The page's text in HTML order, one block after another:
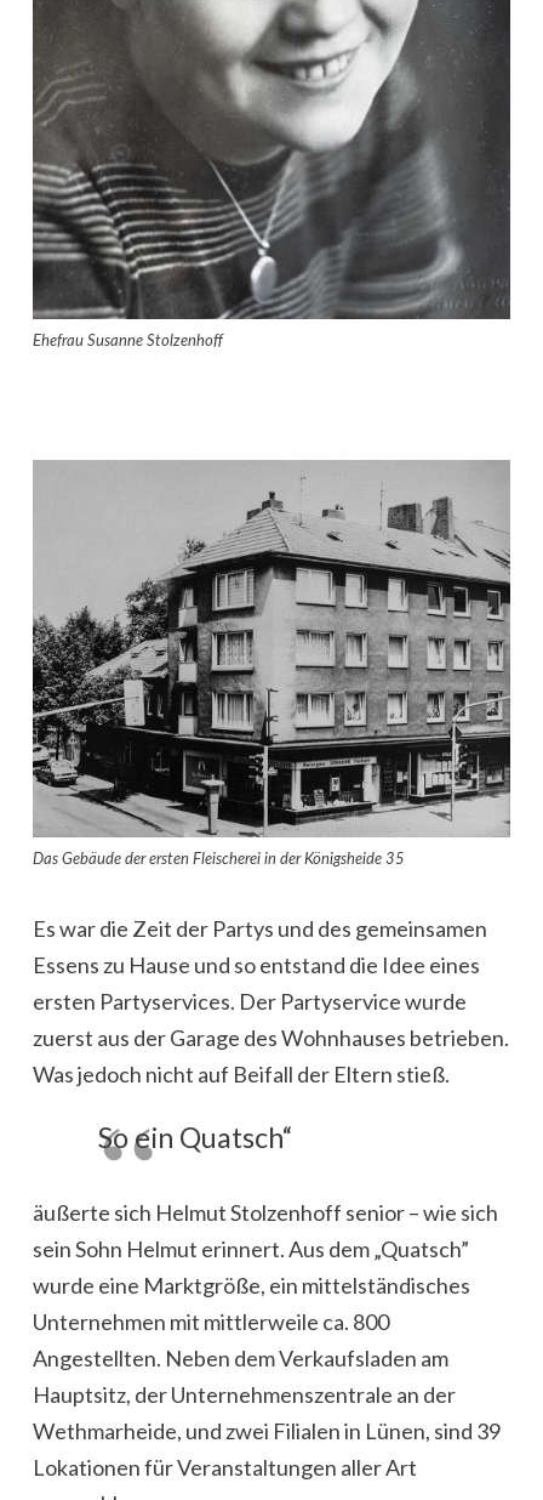
Ehefrau Susanne Stolzenhoff
Das Gebäude der ersten Fleischerei in der Königsheide 35
Es war die Zeit der Partys und des gemeinsamen
Essens zu Hause und so entstand die Idee eines
ersten Partyservices. Der Partyservice wurde
zuerst aus der Garage des Wohnhauses betrieben.
Was jedoch nicht auf Beifall der Eltern stieß.
So ein Quatsch“
äußerte sich Helmut Stolzenhoff senior – wie sich
sein Sohn Helmut erinnert. Aus dem „Quatsch”
wurde eine Marktgröße, ein mittelständisches
Unternehmen mit mittlerweile ca. 800
Angestellten. Neben dem Verkaufsladen am
Hauptsitz, der Unternehmenszentrale an der
Wethmarheide, und zwei Filialen in Lünen, sind 39
Lokationen für Veranstaltungen aller Art